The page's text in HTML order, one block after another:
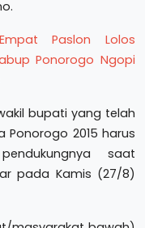
Paslon Lolos
Ponorogo Ngopi
bupati yang telah
2015 harus
saat
pada Kamis (27/8)